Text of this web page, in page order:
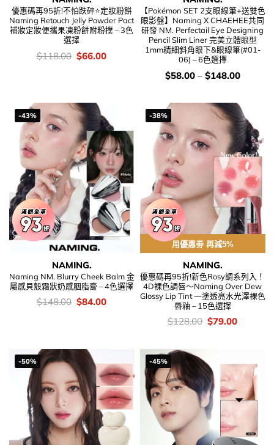
優惠碼再95折!不怕跌碎⭐定妝粉餅
Naming Retouch Jelly Powder Pact
補妝定妝便攜果凍粉餅附粉撲 – 3色
選擇
價
錢：
$118.00 Original
price
$66.00Current
【Pokémon SET 2支眼線筆+送雙色
眼影盤】Naming X CHAEHEE共同
研發 NM. Perfectail Eye Designing
Pencil Slim Liner 完美立體眼型
1mm精細斜角眼下&眼線筆(#01-
06) – 6色選擇
價
錢：
$58.00– $148.00
-43%
NAMING.
Naming NM. Blurry Cheek Balm 金
屬感貝殼霜狀奶感胭脂膏 – 4色選擇
價
$148.00 Original
$84.00Current
-38%
用優惠劵 再減5%
NAMING.
優惠碼再95折!新色Rosy調系列入！
4D裸色調唇～Naming Over Dew
Glossy Lip Tint 一塗透亮水光澤裸色
唇釉 – 15色選擇
價
$128.00 Original
$79.00Current
-50% -45%